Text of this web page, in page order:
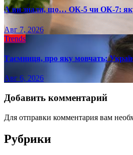
А ви знали, що… ОК-5 чи ОК-7: яку
Авг 7, 2026
Trends
Таємниця, про яку мовчать:
Авг 6, 2026
Добавить комментарий
Для отправки комментария вам
Рубрики